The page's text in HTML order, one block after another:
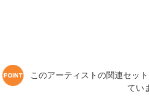
このアーティストの関連セッ
てい